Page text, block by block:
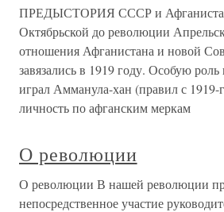
ПРЕДЫСТОРИЯ СССР и
Октябрьской до революции
отношения Афганистана и новой
завязались в 1919 году. Особую
играл Амманула-хан (правил с 1919-
личность по афганским меркам
О революции
О революции В нашей революции
непосредственное участие